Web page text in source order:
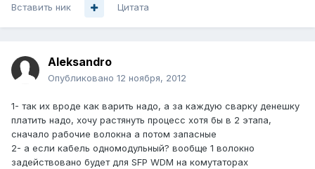
Вставить ник Цитата
Aleksandro
Опубликовано 12 ноября, 2012
1- так их вроде как варить надо, а за каждую сварку денешку
платить надо, хочу растянуть процесс хотя бы в 2 этапа,
сначало рабочие волокна а потом запасные
2- а если кабель одномодульный? вообще 1 волокно
задействовано будет для SFP WDM на комутаторах